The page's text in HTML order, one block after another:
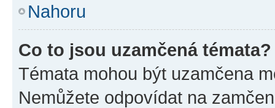
Nahoru
Co to jsou uzamčená témata?
Témata mohou být uzamčena
Nemůžete odpovídat na